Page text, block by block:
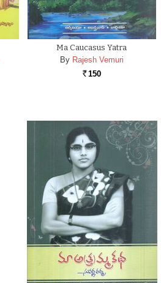
Ma Caucasus Yatra
By Rajesh Vemuri
Rs. 150